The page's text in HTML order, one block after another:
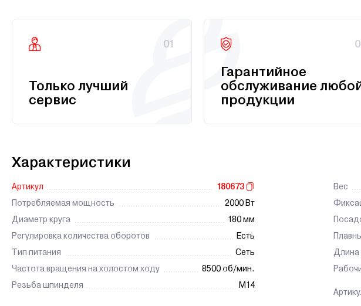
01
Только лучший
сервис
Гарантийное
обслуживание
продукции
Характеристики
Артикул
180673
Потребляемая мощность
2000 Вт
Диаметр круга
180 мм
Регулировка количества оборотов
Есть
Тип питания
Сеть
Частота вращения на холостом ходу
8500 об/мин.
Резьба шпинделя
М14
Вес
Длина